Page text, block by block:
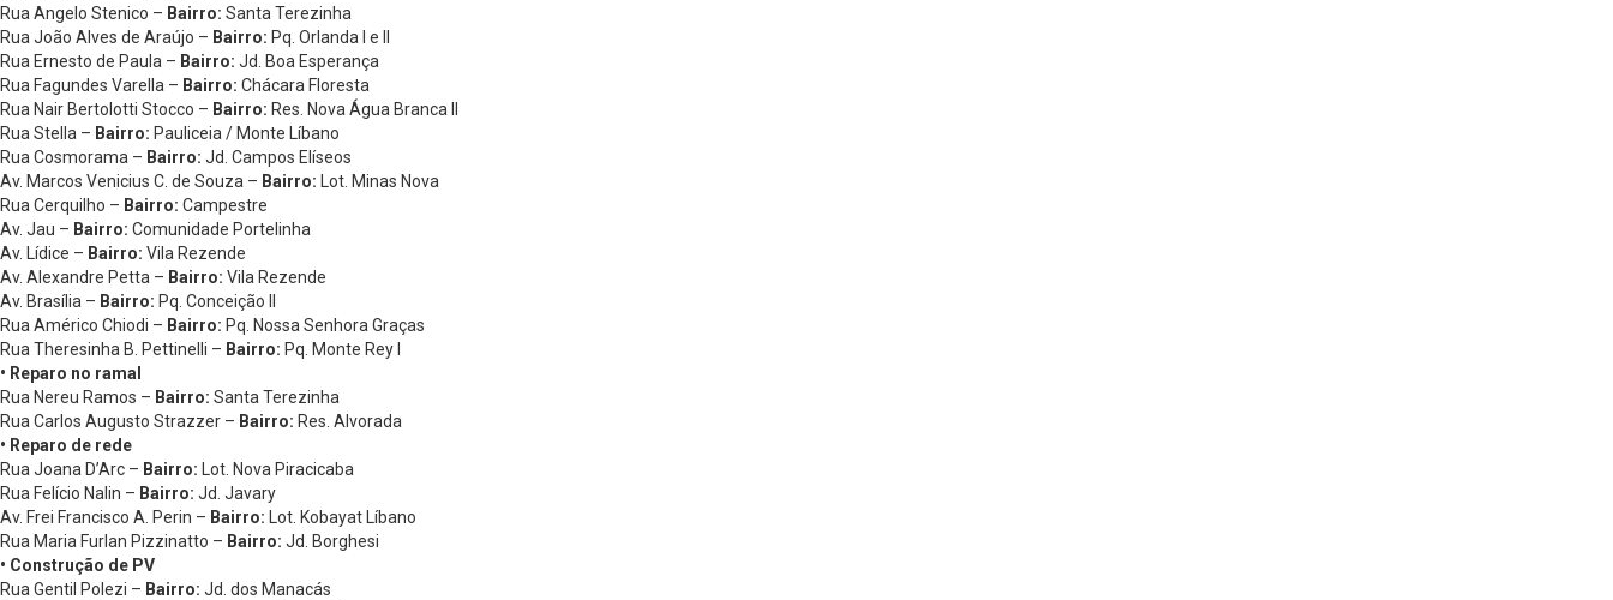
Rua Angelo Stenico – Bairro: Santa Terezinha
Rua João Alves de Araújo – Bairro: Pq. Orlanda I e II
Rua Ernesto de Paula – Bairro: Jd. Boa Esperança
Rua Fagundes Varella – Bairro: Chácara Floresta
Rua Nair Bertolotti Stocco – Bairro: Res. Nova Água Branca II
Rua Stella – Bairro: Pauliceia / Monte Líbano
Rua Cosmorama – Bairro: Jd. Campos Elíseos
Av. Marcos Venicius C. de Souza – Bairro: Lot. Minas Nova
Rua Cerquilho – Bairro: Campestre
Av. Jau – Bairro: Comunidade Portelinha
Av. Lídice – Bairro: Vila Rezende
Av. Alexandre Petta – Bairro: Vila Rezende
Av. Brasília – Bairro: Pq. Conceição II
Rua Américo Chiodi – Bairro: Pq. Nossa Senhora Graças
Rua Theresinha B. Pettinelli – Bairro: Pq. Monte Rey I
• Reparo no ramal
Rua Nereu Ramos – Bairro: Santa Terezinha
Rua Carlos Augusto Strazzer – Bairro: Res. Alvorada
• Reparo de rede
Rua Joana D’Arc – Bairro: Lot. Nova Piracicaba
Rua Felício Nalin – Bairro: Jd. Javary
Av. Frei Francisco A. Perin – Bairro: Lot. Kobayat Líbano
Rua Maria Furlan Pizzinatto – Bairro: Jd. Borghesi
• Construção de PV
Rua Gentil Polezi – Bairro: Jd. dos Manacás